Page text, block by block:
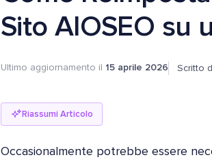
Sito AIOSEO su
Ultimo aggiornamento il 15 aprile 2026 Scritto
Riassumi Articolo
Occasionalmente potrebbe essere